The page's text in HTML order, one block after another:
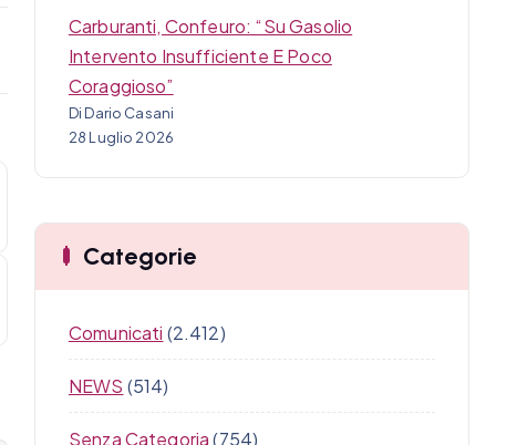
Carburanti, Confeuro: “Su Gasolio
Intervento Insufficiente E Poco
Coraggioso”
Di Dario Casani
28 Luglio 2026
Categorie
Comunicati (2.412)
NEWS (514)
Senza Categoria(754)